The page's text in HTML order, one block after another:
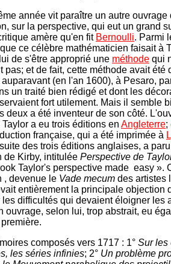
année vit paraître un autre ouvrage
sur la perspective, qui eut un grand
amère qu'en fit Bernoulli. Parmi
ce célèbre mathématicien faisait à
de s'être approprié une méthode qui
pas; et de fait, cette méthode avait été
auparavant (en l'an 1600), à Pesaro,
un traité bien rédigé et dont les
fort utilement. Mais il semble
deux a été inventeur de son côté.
a eu trois éditions en Angleterre;
française, qui a été imprimée à
des trois éditions anglaises, a
de Kirby, intitulée Perspective de
Taylor's perspective made easy ».
, devenue le Vade mecum des artistes
entièrement la principale objection
les difficultés qui devaient éloigner les
ouvrage, selon lui, trop abstrait, eu
composés vers 1717 : 1° Sur les
les séries infinies; 2° Un problème